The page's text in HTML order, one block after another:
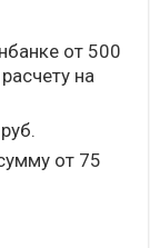
от 500
на
от 75